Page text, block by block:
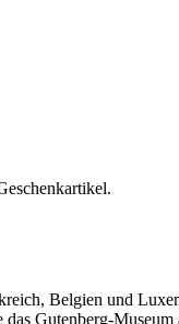
.
Belgien und
Gutenberg-